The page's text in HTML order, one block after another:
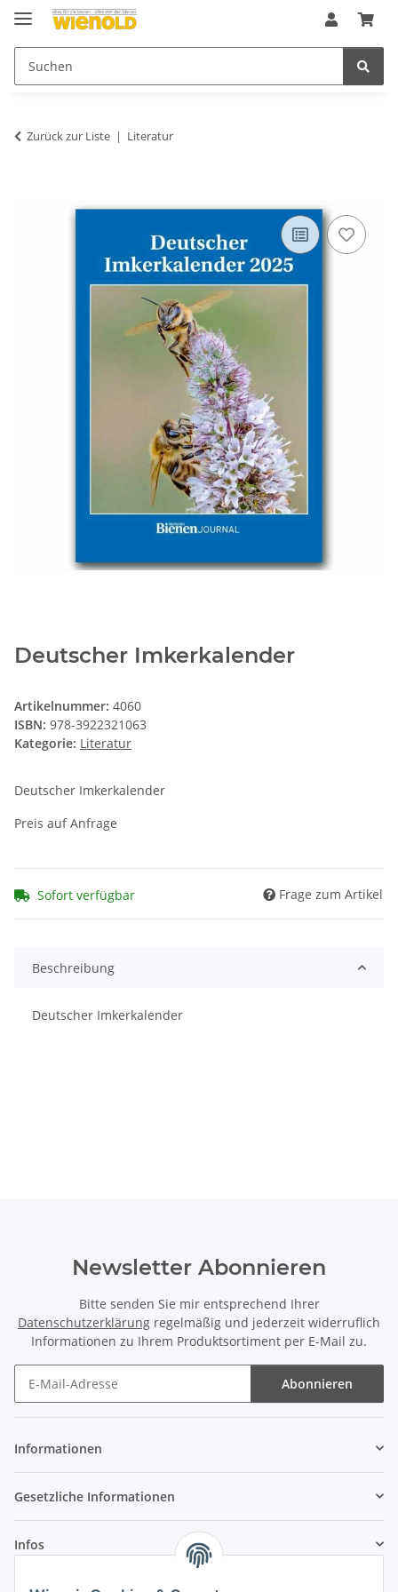
Zurück zur Liste Literatur
Deutscher Imkerkalender
Artikelnummer: 4060
ISBN: 978-3922321063
Kategorie: Literatur
Deutscher Imkerkalender
Preis auf Anfrage
Sofort verfügbar Frage zum Artikel
Beschreibung
Deutscher Imkerkalender
Newsletter Abonnieren
Bitte senden Sie mir entsprechend Ihrer
Datenschutzerklärung regelmäßig und jederzeit widerruflich
Informationen zu Ihrem Produktsortiment per E-Mail zu.
Abonnieren
Informationen
Gesetzliche Informationen
Infos